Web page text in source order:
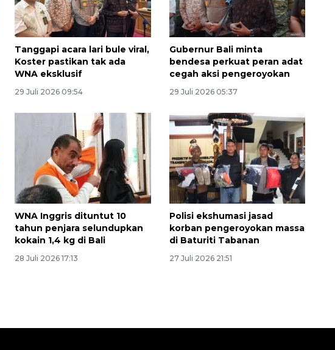
Tanggapi acara lari bule viral,
Koster pastikan tak ada
WNA eksklusif
29 Juli 2026 09:54
Gubernur Bali minta
bendesa perkuat peran adat
cegah aksi pengeroyokan
29 Juli 2026 05:37
WNA Inggris dituntut 10
tahun penjara selundupkan
kokain 1,4 kg di Bali
28 Juli 2026 17:13
Polisi ekshumasi jasad
korban pengeroyokan massa
di Baturiti Tabanan
27 Juli 2026 21:51